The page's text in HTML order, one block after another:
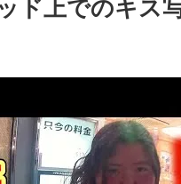
ド上でのキス